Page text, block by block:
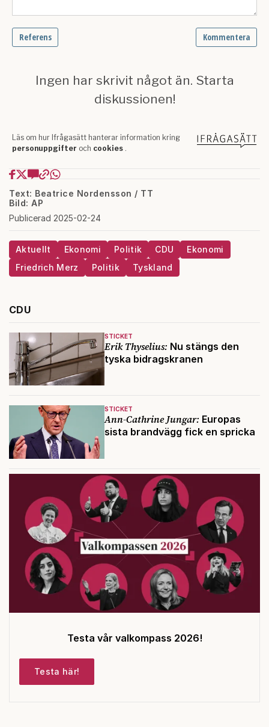
Text: Beatrice Nordensson / TT
Bild: AP
Publicerad 2025-02-24
Aktuellt Ekonomi Politik CDU
Ekonomi
Friedrich Merz
Politik Tyskland
CDU
STICKET
Erik Thyselius: Nu stängs den
tyska bidragskranen
STICKET
Ann-Cathrine Jungar: Europas
sista brandvägg fick en spricka
Testa vår valkompass 2026!
Testa här!